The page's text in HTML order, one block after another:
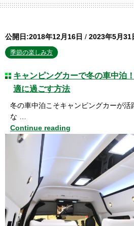
公開日:2018年12月16日 / 2023年5月31
季節の楽しみ方
キャンピングカーで冬の車中泊
適に過ごす方法
冬の車中泊こそキャンピングカーが
な …
Continue reading